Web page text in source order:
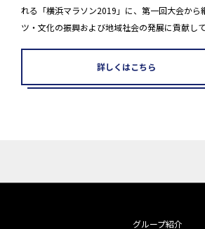
れる「横浜マラソン2019」に、第一回大会から
ツ・文化の振興および地域社会の発展に貢献して
詳しくはこちら
グループ紹介